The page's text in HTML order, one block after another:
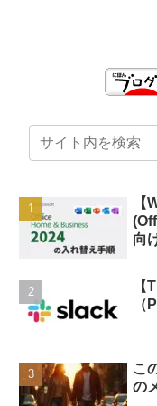
向
（
こ
の